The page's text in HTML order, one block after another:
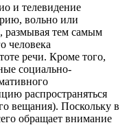
и телевидение
вольно или
размывая тем самым
человека
речи. Кроме того,
социально-
распространяться
вещания). Поскольку в
обращает внимание